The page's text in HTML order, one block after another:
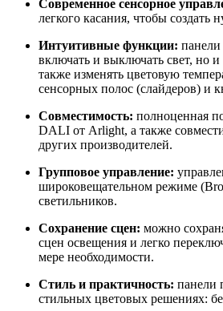
Современное сенсорное
легкого касания, чтобы создать
Интуитивные функции: панели
включать и выключать свет, но и
также изменять цветовую
сенсорных полос (слайдеров) и
Совместимость: полноценная
DALI от Arlight, а также
других производителей.
Групповое управление:
широковещательном режиме
светильников.
Сохранение сцен: можно
сцен освещения и легко
мере необходимости.
Стиль и практичность: панели
стильных цветовых решениях: